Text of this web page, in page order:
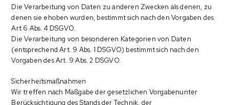
Die Verarbeitung von Daten zu anderen Zwecken als denen, zu
denen sie ehoben wurden, bestimmt sich nach den Vorgaben des
Art 6 Abs. 4 DSGVO.
Die Verarbeitung von besonderen Kategorien von Daten
(entsprechend Art. 9 Abs. 1 DSGVO) bestimmt sich nach den
Vorgaben des Art. 9 Abs. 2 DSGVO.
Sicherheitsmaßnahmen
Wir treffen nach Maßgabe der gesetzlichen Vorgabenunter
Berücksichtigung des Stands der Technik, der